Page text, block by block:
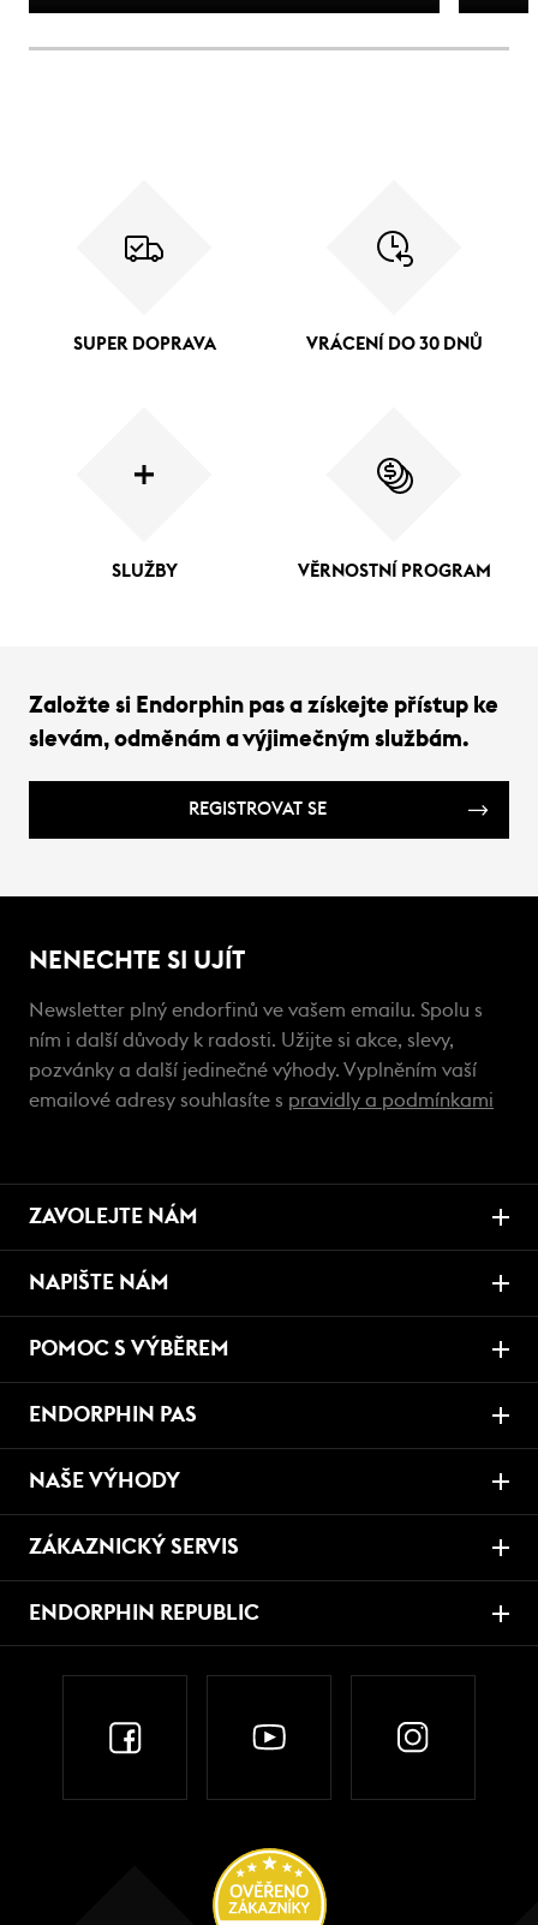
SUPER DOPRAVA VRÁCENÍ DO 30 DNŮ
SLUŽBY VĚRNOSTNÍ PROGRAM
Založte si Endorphin pas a získejte přístup ke
slevám, odměnám a výjimečným službám.
REGISTROVAT SE
NENECHTE SI UJÍT
Newsletter plný endorfinů ve vašem emailu. Spolu s
ním i další důvody k radosti. Užijte si akce, slevy,
pozvánky a další jedinečné výhody. Vyplněním vaší
emailové adresy souhlasíte s pravidly a podmínkami
ZAVOLEJTE NÁM
NAPIŠTE NÁM
POMOC S VÝBĚREM
ENDORPHIN PAS
NAŠE VÝHODY
ZÁKAZNICKÝ SERVIS
ENDORPHIN REPUBLIC